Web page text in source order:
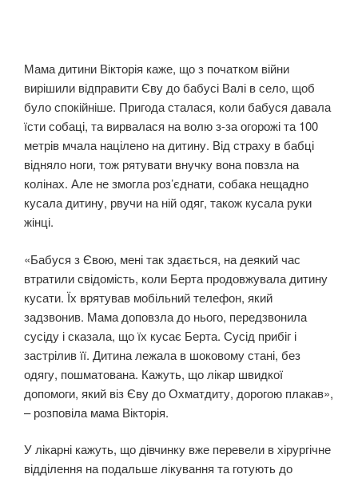
Мама дитини Вікторія каже, що з початком війни
вирішили відправити Єву до бабусі Валі в село, щоб
було спокійніше. Пригода сталася, коли бабуся давала
їсти собаці, та вирвалася на волю з-за огорожі та 100
метрів мчала націлено на дитину. Від страху в бабці
відняло ноги, тож рятувати внучку вона повзла на
колінах. Але не змогла роз’єднати, собака нещадно
кусала дитину, рвучи на ній одяг, також кусала руки
жінці.
«Бабуся з Євою, мені так здається, на деякий час
втратили свідомість, коли Берта продовжувала дитину
кусати. Їх врятував мобільний телефон, який
задзвонив. Мама доповзла до нього, передзвонила
сусіду і сказала, що їх кусає Берта. Сусід прибіг і
застрілив її. Дитина лежала в шоковому стані, без
одягу, пошматована. Кажуть, що лікар швидкої
допомоги, який віз Єву до Охматдиту, дорогою плакав»,
– розповіла мама Вікторія.
У лікарні кажуть, що дівчинку вже перевели в хірургічне
відділення на подальше лікування та готують до